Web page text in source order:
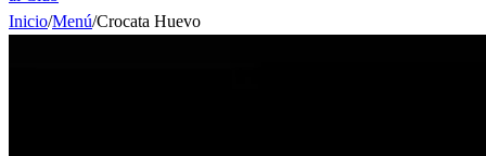
Inicio/Menú/Crocata Huevo